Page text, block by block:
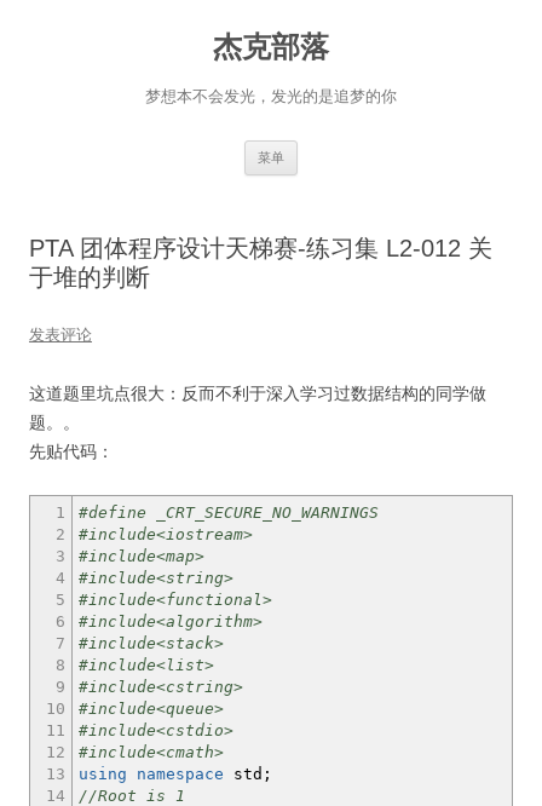
杰克部落
梦想本不会发光，发光的是追梦的你
菜单
PTA 团体程序设计天梯赛-练习集 L2-012 关
于堆的判断
发表评论
这道题里坑点很大：反而不利于深入学习过数据结构的同学做
题。。
先贴代码：
1
2
3
4
5
6
7
8
9
10
11
12
13
14
#define _CRT_SECURE_NO_WARNINGS
#include<iostream>
#include<map>
#include<string>
#include<functional>
#include<algorithm>
#include<stack>
#include<list>
#include<cstring>
#include<queue>
#include<cstdio>
#include<cmath>
using
namespace std ;
//Root is 1